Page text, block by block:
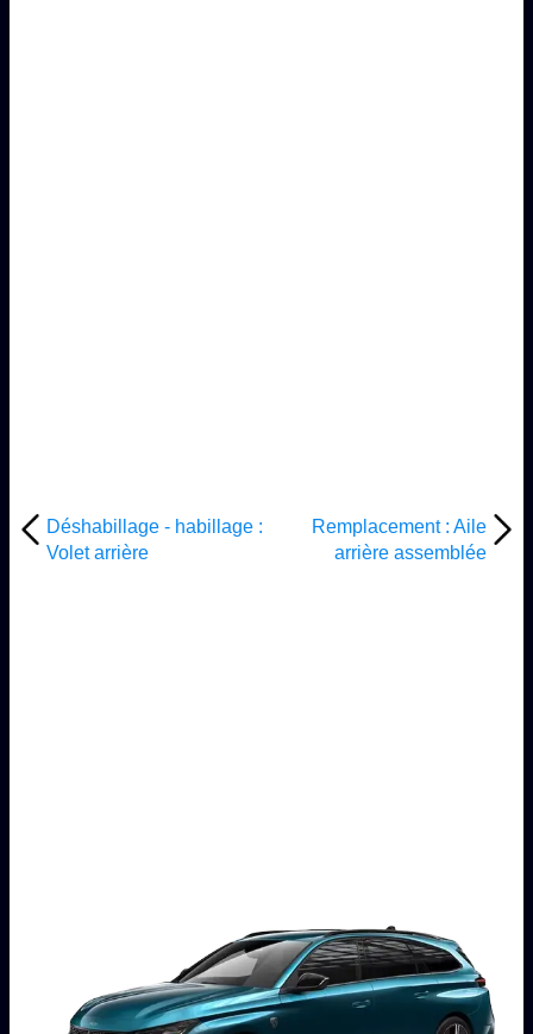
Déshabillage - habillage :
Volet arrière
Remplacement : Aile
arrière assemblée